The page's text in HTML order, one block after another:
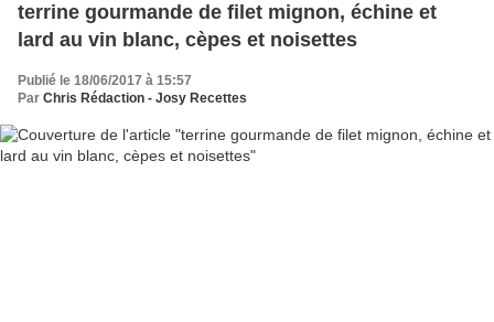
terrine gourmande de filet mignon, échine et
lard au vin blanc, cèpes et noisettes
Publié le 18/06/2017 à 15:57
Par Chris Rédaction - Josy Recettes